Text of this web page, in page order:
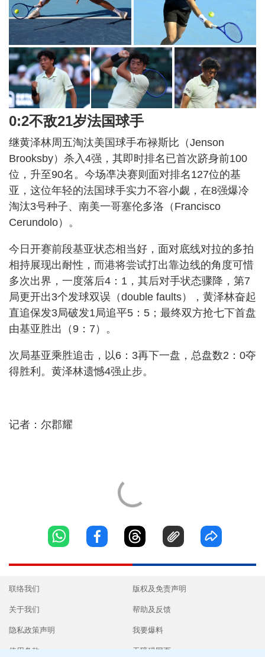
0:2不敌21岁法国球手
继黄泽林周五淘汰美国球手布禄斯比（Jenson
Brooksby）杀入4强，其即时排名已首次跻身前100
位，升至90名。今场凖决赛则面对排名127位的基
亚，这位年轻的法国球手实力不容小觑，在8强爆冷
淘汰3号种子、南美一哥塞伦多洛（Francisco
Cerundolo）。
今日开赛前段基亚状态相当好，面对底线对拉的多拍
相持展现出耐性，而港将尝试打出靠边线的角度可惜
多次出界，一度落后4：1，其后对手状态骤降，第7
局更开出3个发球双误（double faults），黄泽林奋起
直追保发3局破发1局追平5：5；最终双方抢七下首盘
由基亚胜出（9：7）。
次局基亚乘胜追击，以6：3再下一盘，总盘数2：0夺
得胜利。黄泽林遗憾4强止步。
记者：尔郡耀
联络我们
关于我们
隐私政策声明
使用条款
版权及免责声明
帮助及反馈
我要爆料
无障碍网页